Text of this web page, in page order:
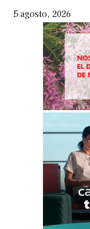
5 agosto, 2026